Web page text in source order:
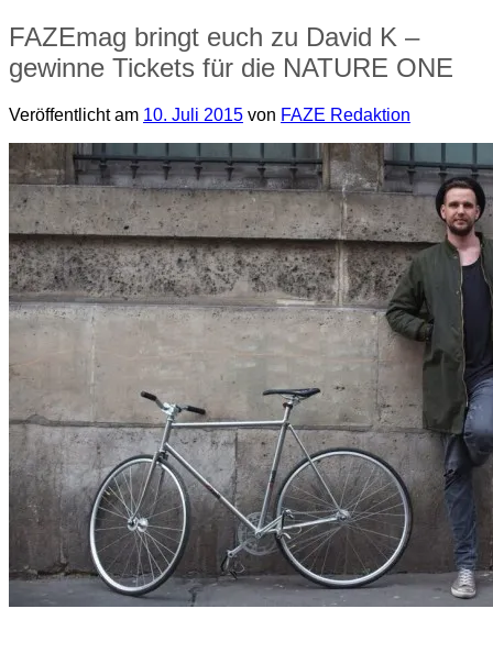
FAZEmag bringt euch zu David K –
gewinne Tickets für die NATURE ONE
Veröffentlicht am 10. Juli 2015 von FAZE Redaktion